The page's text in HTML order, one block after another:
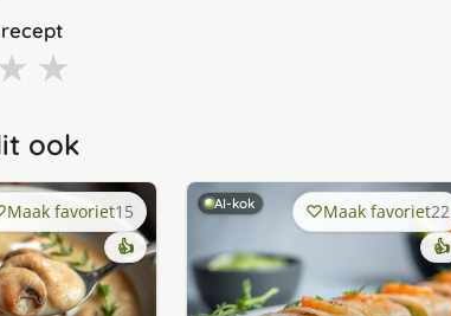
★ ★
ook
Maak favoriet15
👍
AI-kok Maak favoriet22
👍